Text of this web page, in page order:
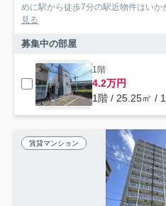
めに駅から徒歩7分の駅近物件はいか
見る
募集中の部屋
1階
4.2万円
1階 / 25.25㎡ /
賃貸マンション